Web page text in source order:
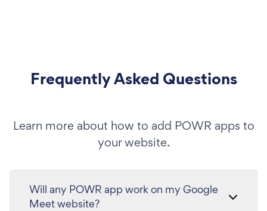
Frequently Asked Questions
Learn more about how to add POWR apps to
your website.
Will any POWR app work on my Google
Meet website?